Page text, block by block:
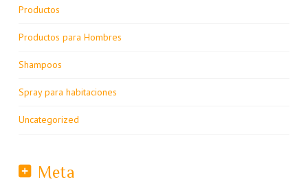
Productos
Productos para Hombres
Shampoos
Spray para habitaciones
Uncategorized
Meta